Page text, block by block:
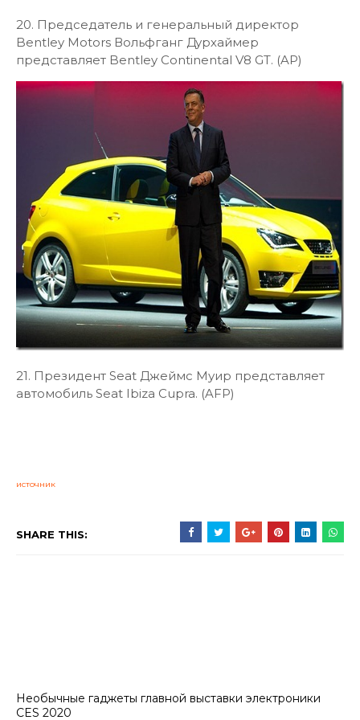
20. Председатель и генеральный директор
Bentley Motors Вольфганг Дурхаймер
представляет Bentley Continental V8 GT. (AP)
21. Президент Seat Джеймс Муир представляет
автомобиль Seat Ibiza Cupra. (AFP)
источник
SHARE THIS:
Необычные гаджеты главной выставки электроники
CES 2020